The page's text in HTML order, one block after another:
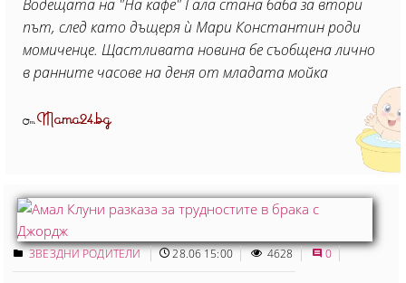
Водещата на "На кафе" Гала стана баба за втори
път, след като дъщеря ѝ Мари Константин роди
момиченце. Щастливата новина бе съобщена лично
в ранните часове на деня от младата мойка
ОтMama24.bg
ЗВЕЗДНИ РОДИТЕЛИ 28.06 15:00 4628 0